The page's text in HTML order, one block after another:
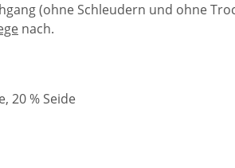
(ohne Schleudern und ohne
nach.
20 % Seide